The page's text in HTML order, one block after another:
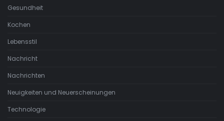
Gesundheit
Kochen
Lebensstil
Nachricht
Nachrichten
Neuigkeiten und Neuerscheinungen
Technologie